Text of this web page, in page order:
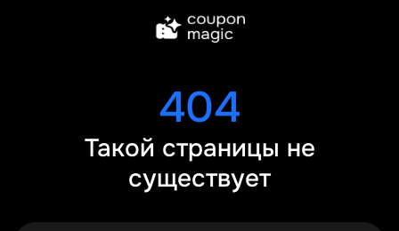
404
Такой страницы не
существует